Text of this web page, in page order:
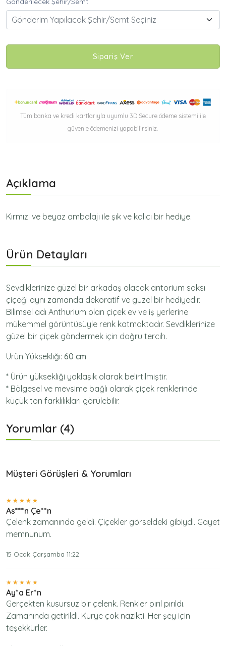
Gönderim Yapılacak Şehir/Semt Seçiniz
Sipariş Ver
Tüm banka ve kredi kartlarıyla uyumlu 3D Secure ödeme sistemi ile
güvenle ödemenizi yapabilirsiniz.
Açıklama
Kırmızı ve beyaz ambalajı ile şık ve kalıcı bir hediye.
Ürün Detayları
Sevdiklerinize güzel bir arkadaş olacak antorium saksı
çiçeği aynı zamanda dekoratif ve güzel bir hediyedir.
Bilimsel adı Anthurium olan çiçek ev ve iş yerlerine
mükemmel görüntüsüyle renk katmaktadır. Sevdiklerinize
güzel bir çiçek göndermek için doğru tercih.
Ürün Yüksekliği: 60 cm
* Ürün yüksekliği yaklaşık olarak belirtilmiştir.
* Bölgesel ve mevsime bağlı olarak çiçek renklerinde
küçük ton farklılıkları görülebilir.
Yorumlar (4)
Müşteri Görüşleri & Yorumları
As***n Çe**n
Çelenk zamanında geldi. Çiçekler görseldeki gibiydi. Gayet
memnunum.
15 Ocak Çarşamba 11:22
Ay*a Er*n
Gerçekten kusursuz bir çelenk. Renkler pırıl pırıldı.
Zamanında getirildi. Kurye çok nazikti. Her şey için
teşekkürler.